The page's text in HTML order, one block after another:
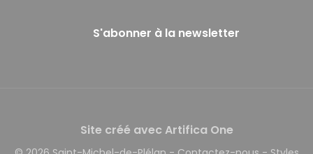
S'abonner à la newsletter
Site créé avec Artifica One